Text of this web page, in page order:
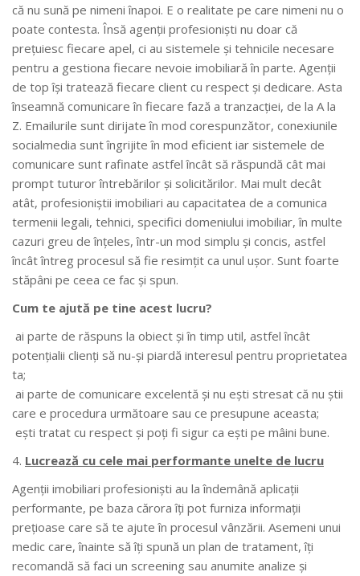
că nu sună pe nimeni înapoi. E o realitate pe care nimeni nu o
poate contesta. Însă agenţii profesionişti nu doar că
preţuiesc fiecare apel, ci au sistemele şi tehnicile necesare
pentru a gestiona fiecare nevoie imobiliară în parte. Agenţii
de top îşi tratează fiecare client cu respect şi dedicare. Asta
înseamnă comunicare în fiecare fază a tranzacţiei, de la A la
Z. Emailurile sunt dirijate în mod corespunzător, conexiunile
socialmedia sunt îngrijite în mod eficient iar sistemele de
comunicare sunt rafinate astfel încât să răspundă cât mai
prompt tuturor întrebărilor şi solicitărilor. Mai mult decât
atât, profesioniştii imobiliari au capacitatea de a comunica
termenii legali, tehnici, specifici domeniului imobiliar, în multe
cazuri greu de înţeles, într-un mod simplu şi concis, astfel
încât întreg procesul să fie resimţit ca unul uşor. Sunt foarte
stăpâni pe ceea ce fac şi spun.
Cum te ajută pe tine acest lucru?
ai parte de răspuns la obiect şi în timp util, astfel încât
potenţialii clienţi să nu-şi piardă interesul pentru proprietatea
ta;
ai parte de comunicare excelentă şi nu eşti stresat că nu ştii
care e procedura următoare sau ce presupune aceasta;
eşti tratat cu respect şi poţi fi sigur ca eşti pe mâini bune.
Lucrează cu cele mai performante unelte de lucru
Agenţii imobiliari profesionişti au la îndemână aplicaţii
performante, pe baza cărora îţi pot furniza informaţii
preţioase care să te ajute în procesul vânzării. Asemeni unui
medic care, înainte să îţi spună un plan de tratament, îţi
recomandă să faci un screening sau anumite analize şi